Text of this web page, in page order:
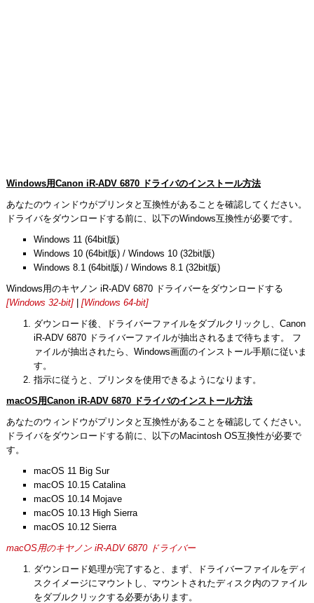
Windows用Canon iR-ADV 6870 ドライバのインストール方法
あなたのウィンドウがプリンタと互換性があることを確認してください。
ドライバをダウンロードする前に、以下のWindows互換性が必要です。
Windows 11 (64bit版)
Windows 10 (64bit版) / Windows 10 (32bit版)
Windows 8.1 (64bit版) / Windows 8.1 (32bit版)
Windows用のキヤノン iR-ADV 6870 ドライバーをダウンロードする
[Windows 32-bit]| [Windows 64-bit]
ダウンロード後、ドライバーファイルをダブルクリックし、Canon
iR-ADV 6870 ドライバーファイルが抽出されるまで待ちます。 フ
ァイルが抽出されたら、Windows画面のインストール手順に従いま
す。
指示に従うと、プリンタを使用できるようになります。
macOS用Canon iR-ADV 6870 ドライバのインストール方法
あなたのウィンドウがプリンタと互換性があることを確認してください。
ドライバをダウンロードする前に、以下のMacintosh OS互換性が必要で
す。
macOS 11 Big Sur
macOS 10.15 Catalina
macOS 10.14 Mojave
macOS 10.13 High Sierra
macOS 10.12 Sierra
macOS用のキヤノン iR-ADV 6870 ドライバー
ダウンロード処理が完了すると、まず、ドライバーファイルをディ
スクイメージにマウントし、マウントされたディスク内のファイル
をダブルクリックする必要があります。